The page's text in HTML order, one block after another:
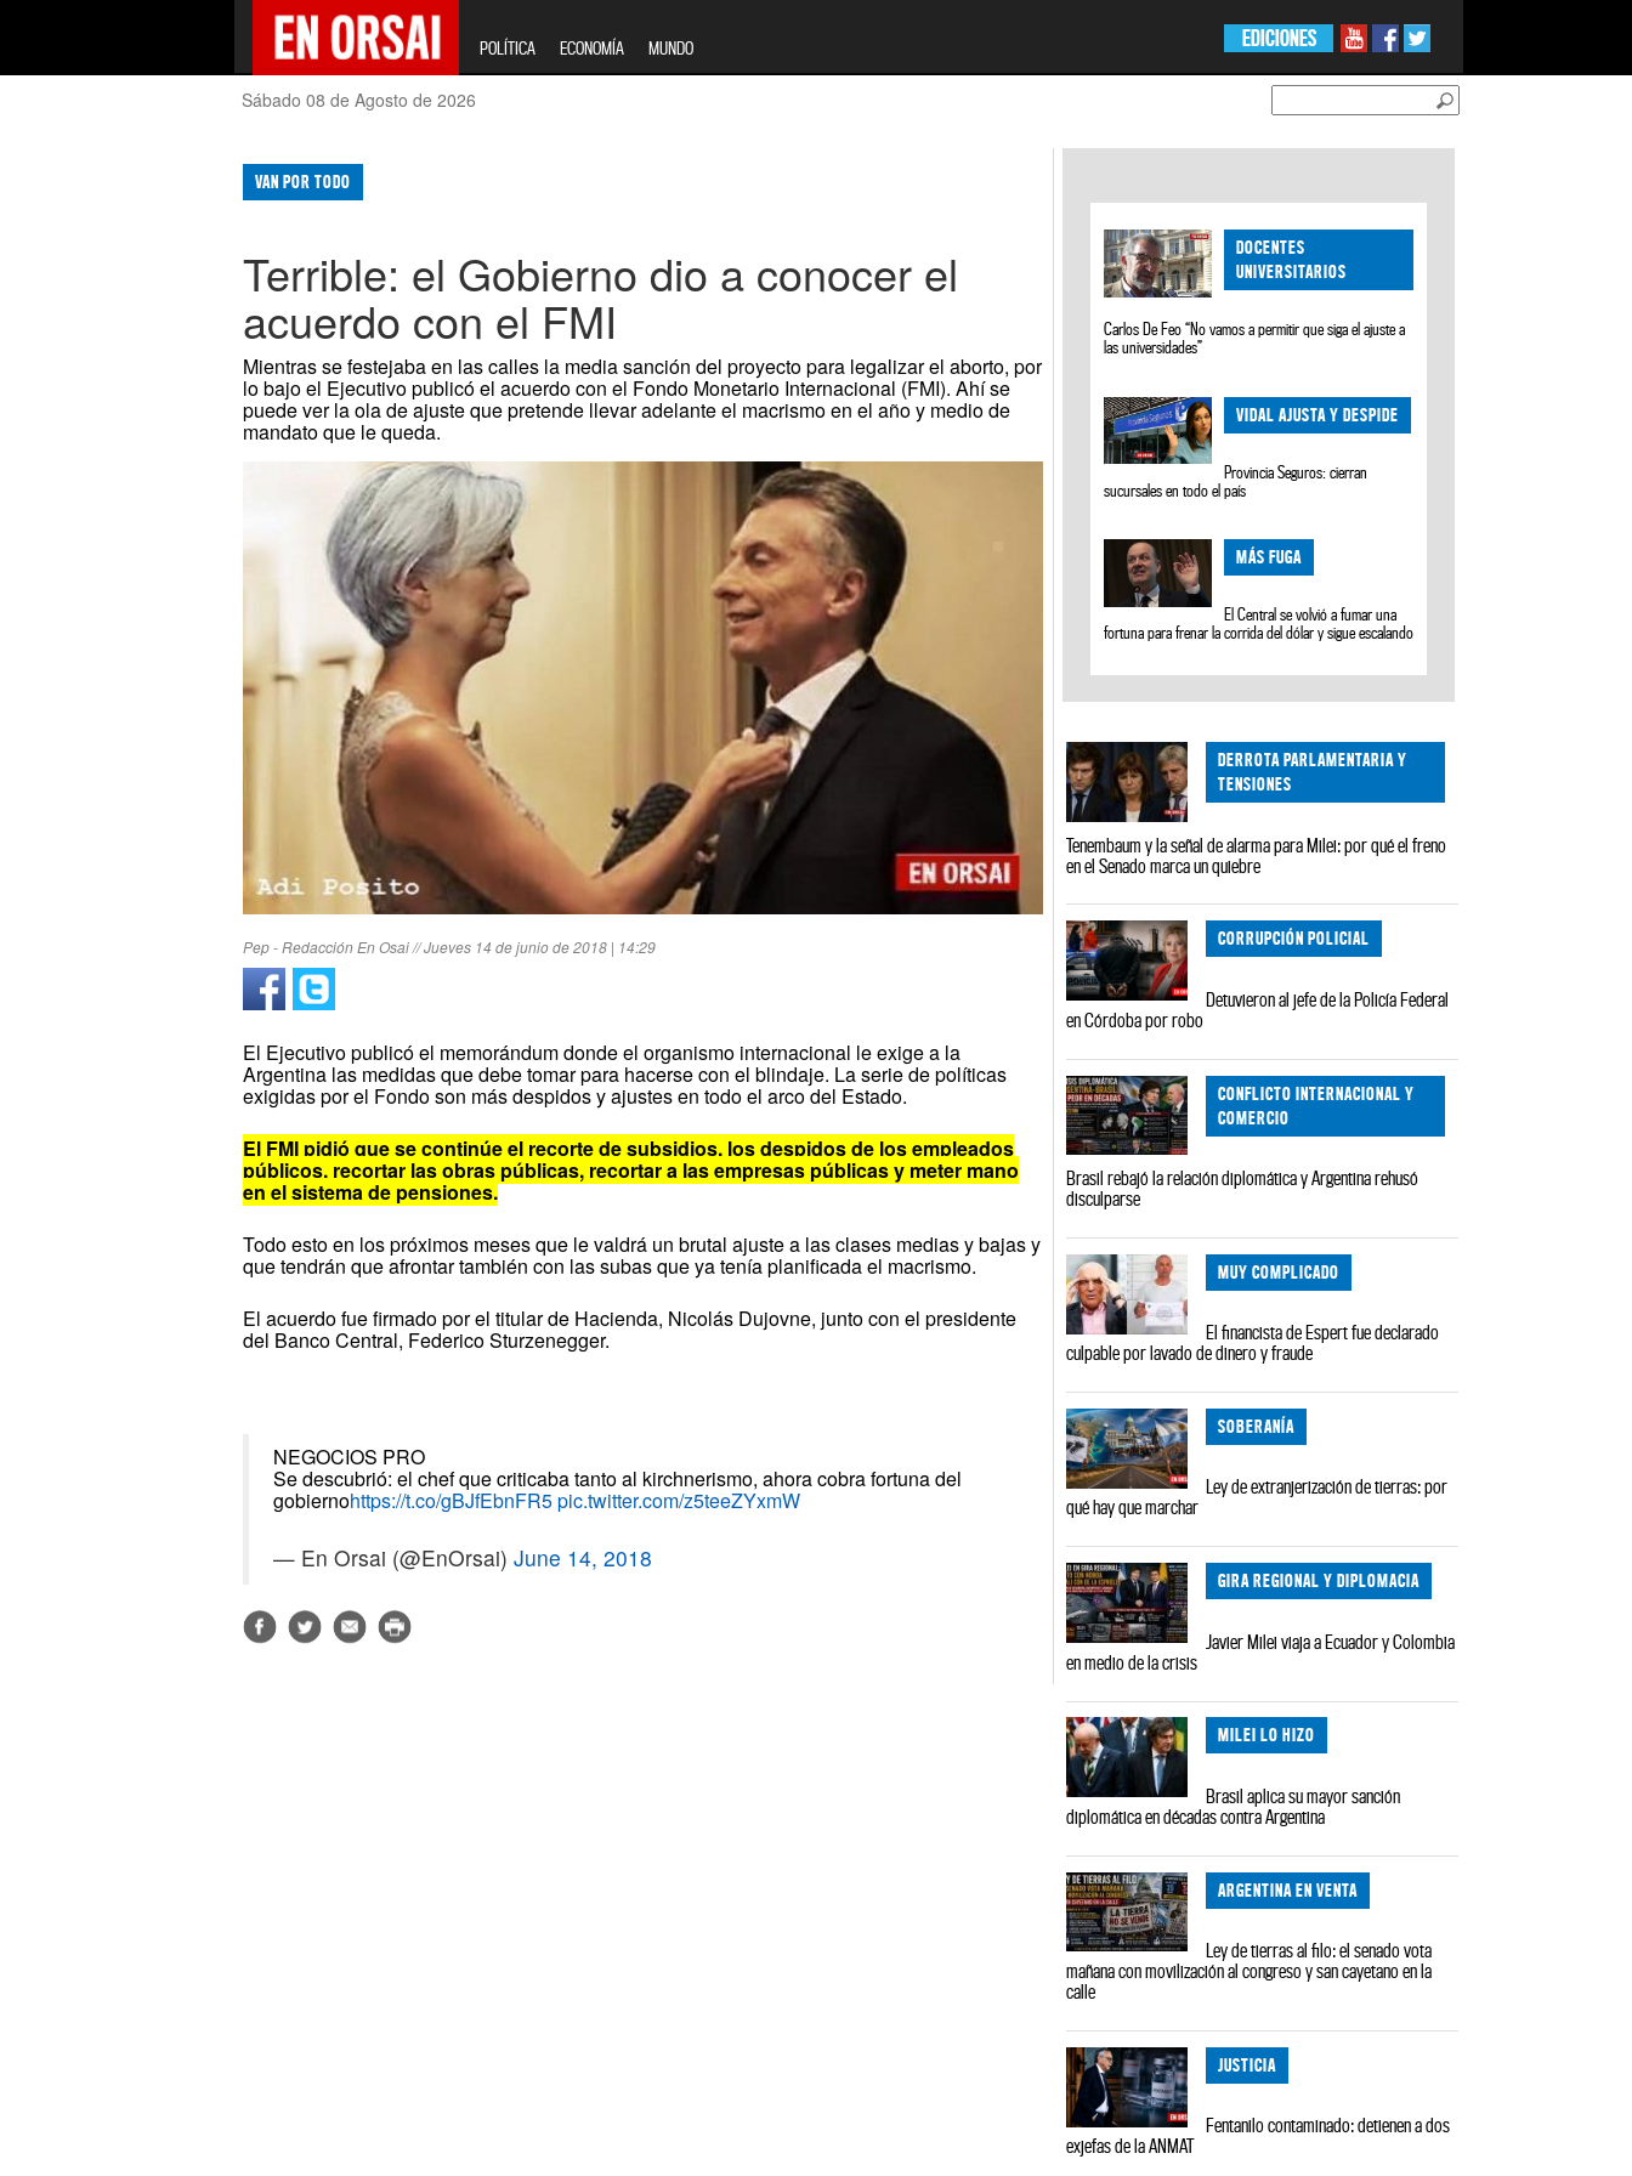
POLÍTICA ECONOMÍA MUNDO EDICIONES
Sábado 08 de Agosto de 2026
VAN POR TODO
Terrible: el Gobierno dio a conocer el
acuerdo con el FMI
Mientras se festejaba en las calles la media sanción del proyecto para legalizar el aborto, por
lo bajo el Ejecutivo publicó el acuerdo con el Fondo Monetario Internacional (FMI). Ahí se
puede ver la ola de ajuste que pretende llevar adelante el macrismo en el año y medio de
mandato que le queda.
Pep - Redacción En Osai // Jueves 14 de junio de 2018 | 14:29
El Ejecutivo publicó el memorándum donde el organismo internacional le exige a la
Argentina las medidas que debe tomar para hacerse con el blindaje. La serie de políticas
exigidas por el Fondo son más despidos y ajustes en todo el arco del Estado.
El FMI pidió que se continúe el recorte de subsidios, los despidos de los empleados
públicos, recortar las obras públicas, recortar a las empresas públicas y meter mano
en el sistema de pensiones.
Todo esto en los próximos meses que le valdrá un brutal ajuste a las clases medias y bajas y
que tendrán que afrontar también con las subas que ya tenía planificada el macrismo.
El acuerdo fue firmado por el titular de Hacienda, Nicolás Dujovne, junto con el presidente
del Banco Central, Federico Sturzenegger.
NEGOCIOS PRO
Se descubrió: el chef que criticaba tanto al kirchnerismo, ahora cobra fortuna del
gobiernohttps://t.co/gBJfEbnFR5pic.twitter.com/z5teeZYxmW
— En Orsai (@EnOrsai)June 14, 2018
DOCENTES
UNIVERSITARIOS
Carlos De Feo “No vamos a permitir que siga el ajuste a
las universidades”
VIDAL AJUSTA Y DESPIDE
Provincia Seguros: cierran
sucursales en todo el país
MÁS FUGA
El Central se volvió a fumar una
fortuna para frenar la corrida del dólar y sigue escalando
DERROTA PARLAMENTARIA Y
TENSIONES
Tenembaum y la señal de alarma para Milei: por qué el freno
en el Senado marca un quiebre
CORRUPCIÓN POLICIAL
Detuvieron al jefe de la Policía Federal
en Córdoba por robo
CONFLICTO INTERNACIONAL Y
COMERCIO
Brasil rebajó la relación diplomática y Argentina rehusó
disculparse
MUY COMPLICADO
El financista de Espert fue declarado
culpable por lavado de dinero y fraude
SOBERANÍA
Ley de extranjerización de tierras: por
qué hay que marchar
GIRA REGIONAL Y DIPLOMACIA
Javier Milei viaja a Ecuador y Colombia
en medio de la crisis
MILEI LO HIZO
Brasil aplica su mayor sanción
diplomática en décadas contra Argentina
ARGENTINA EN VENTA
Ley de tierras al filo: el senado vota
mañana con movilización al congreso y san cayetano en la
calle
JUSTICIA
Fentanilo contaminado: detienen a dos
exjefas de la ANMAT